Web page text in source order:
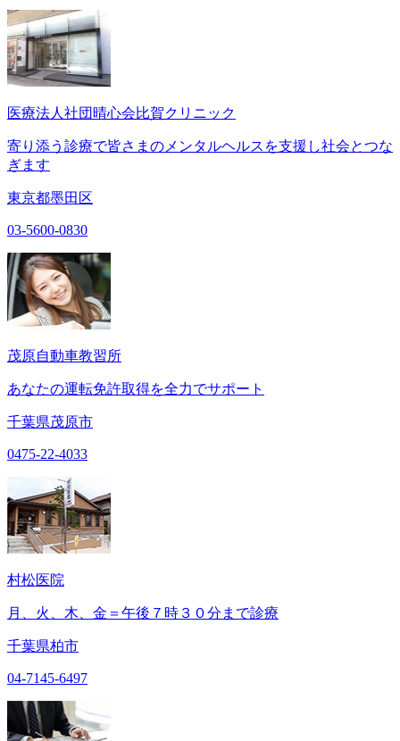
医療法人社団晴心会比賀クリニック
寄り添う診療で皆さまのメンタルヘルスを支援し社会とつな
ぎます
東京都墨田区
03-5600-0830
茂原自動車教習所
あなたの運転免許取得を全力でサポート
千葉県茂原市
0475-22-4033
村松医院
月、火、木、金＝午後７時３０分まで診療
千葉県柏市
04-7145-6497